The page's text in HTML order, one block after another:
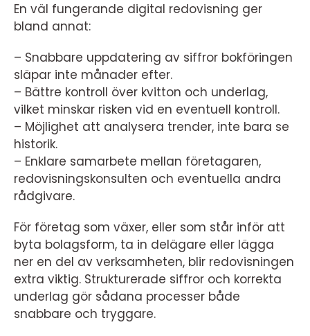
En väl fungerande digital redovisning ger
bland annat:
– Snabbare uppdatering av siffror bokföringen
släpar inte månader efter.
– Bättre kontroll över kvitton och underlag,
vilket minskar risken vid en eventuell kontroll.
– Möjlighet att analysera trender, inte bara se
historik.
– Enklare samarbete mellan företagaren,
redovisningskonsulten och eventuella andra
rådgivare.
För företag som växer, eller som står inför att
byta bolagsform, ta in delägare eller lägga
ner en del av verksamheten, blir redovisningen
extra viktig. Strukturerade siffror och korrekta
underlag gör sådana processer både
snabbare och tryggare.